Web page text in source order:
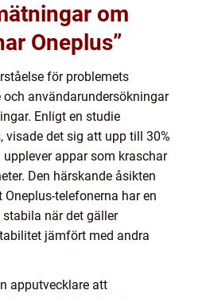
om
Oneplus”
för problemets
användarundersökningar
Enligt en studie
visade det sig att upp till 30%
appar som kraschar
Den härskande åsikten
telefonerna har en
när det gäller
jämfört med andra
apputvecklare att